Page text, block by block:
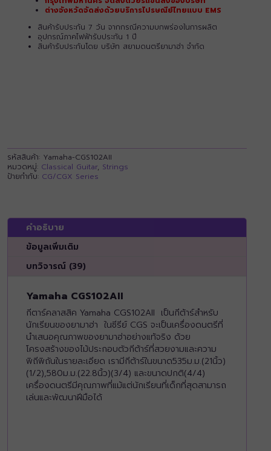
ต่างจังหวัดจัดส่งด้วยบริการไปรษณีย์ไทยแบบ EMS
สินค้ารับประกัน 7 วัน จากกรณีความบกพร่องในการผลิต
อุปกรณ์ภาคไฟฟ้ารับประกัน 1 ปี
สินค้ารับประกันโดย บริษัท สยามดนตรียามาฮ่า จำกัด
รหัสสินค้า: Yamaha-CGS102AII
หมวดหมู่: Classical Guitar, Strings
ป้ายกำกับ: CG/CGX Series
คำอธิบาย
ข้อมูลเพิ่มเติม
บทวิจารณ์ (39)
Yamaha CGS102AII
กีตาร์คลาสสิค Yamaha CGS102AII เป็นกีต้าร์สำหรับ
นักเรียนของยามาฮ่า ในซีรีย์ CGS จะเป็นเครื่องดนตรีที่
นำเสนอคุณภาพของยามาฮ่าอย่างแท้จริง ด้วย
โครงสร้างของไม้ประกอบตัวกีต้าร์ที่สวยงามและความ
พิถีพิถันในรายละเอียด เรามีกีต้าร์ในขนาด535ม.ม.(21นิ้ว)
(1/2),580ม.ม.(22.8นิ้ว)(3/4) และขนาดปกติ(4/4)
เครื่องดนตรีมีคุณภาพที่แม้แต่นักเรียนที่เด็กที่สุดสามารถ
เล่นและพัฒนาฝีมือได้